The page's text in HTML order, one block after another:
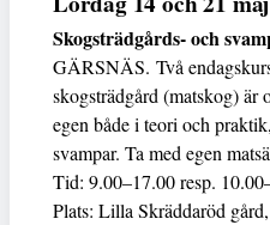
Skogsträdgårds- och
GÄRSNÄS. Två
skogsträdgård (matskog) är
egen både i teori och
svampar. Ta med egen
Tid: 9.00–17.00 resp.
Plats: Lilla Skräddaröd